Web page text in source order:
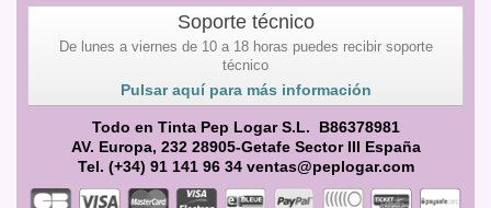
Soporte técnico
De lunes a viernes de 10 a 18 horas puedes recibir soporte
técnico
Pulsar aquí para más información
Todo en Tinta Pep Logar S.L. B86378981
AV. Europa, 232 28905-Getafe Sector III España
Tel. (+34) 91 141 96 34 ventas@peplogar.com